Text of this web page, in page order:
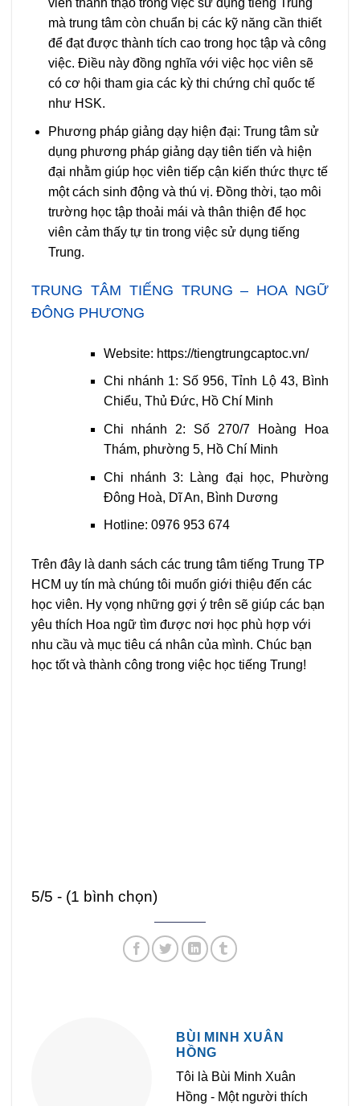
viên thành thạo trong việc sử dụng tiếng Trung
mà trung tâm còn chuẩn bị các kỹ năng cần thiết
để đạt được thành tích cao trong học tập và công
việc. Điều này đồng nghĩa với việc học viên sẽ
có cơ hội tham gia các kỳ thi chứng chỉ quốc tế
như HSK.
Phương pháp giảng dạy hiện đại: Trung tâm sử
dụng phương pháp giảng dạy tiên tiến và hiện
đại nhằm giúp học viên tiếp cận kiến thức thực tế
một cách sinh động và thú vị. Đồng thời, tạo môi
trường học tập thoải mái và thân thiện để học
viên cảm thấy tự tin trong việc sử dụng tiếng
Trung.
TRUNG TÂM TIẾNG TRUNG – HOA NGỮ
ĐÔNG PHƯƠNG
Website: https://tiengtrungcaptoc.vn/
Chi nhánh 1: Số 956, Tỉnh Lộ 43, Bình
Chiểu, Thủ Đức, Hồ Chí Minh
Chi nhánh 2: Số 270/7 Hoàng Hoa
Thám, phường 5, Hồ Chí Minh
Chi nhánh 3: Làng đại học, Phường
Đông Hoà, Dĩ An, Bình Dương
Hotline: 0976 953 674
Trên đây là danh sách các trung tâm tiếng Trung TP
HCM uy tín mà chúng tôi muốn giới thiệu đến các
học viên. Hy vọng những gợi ý trên sẽ giúp các bạn
yêu thích Hoa ngữ tìm được nơi học phù hợp với
nhu cầu và mục tiêu cá nhân của mình. Chúc bạn
học tốt và thành công trong việc học tiếng Trung!
5/5 - (1 bình chọn)
BÙI MINH XUÂN
HỒNG
Tôi là Bùi Minh Xuân
Hồng - Một người thích